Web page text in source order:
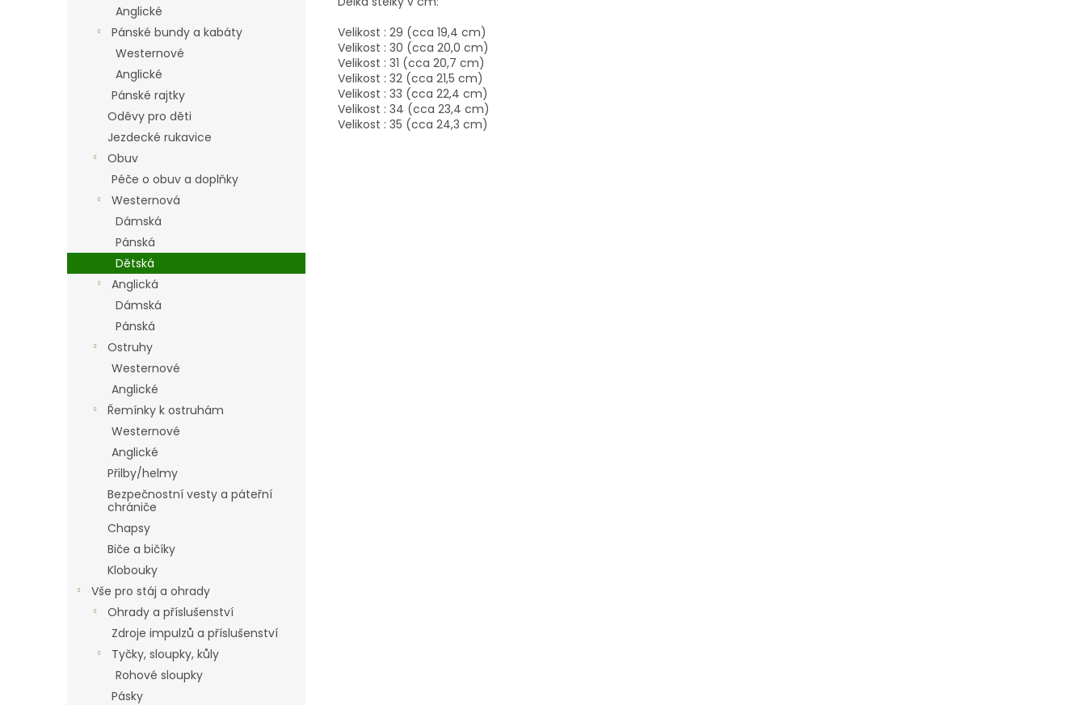
Anglické
Pánské bundy a kabáty
Westernové
Anglické
Pánské rajtky
Oděvy pro děti
Jezdecké rukavice
Obuv
Péče o obuv a doplňky
Westernová
Dámská
Pánská
Dětská
Anglická
Dámská
Pánská
Ostruhy
Westernové
Anglické
Řemínky k ostruhám
Westernové
Anglické
Přilby/helmy
Bezpečnostní vesty a páteřní
chrániče
Chapsy
Biče a bičíky
Klobouky
Vše pro stáj a ohrady
Ohrady a příslušenství
Zdroje impulzů a příslušenství
Tyčky, sloupky, kůly
Rohové sloupky
Pásky
Velikost : 29 (cca 19,4 cm)
Velikost : 30 (cca 20,0 cm)
Velikost : 31 (cca 20,7 cm)
Velikost : 32 (cca 21,5 cm)
Velikost : 33 (cca 22,4 cm)
Velikost : 34 (cca 23,4 cm)
Velikost : 35 (cca 24,3 cm)